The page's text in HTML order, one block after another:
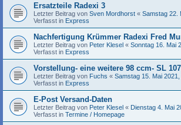
Ersatzteile Radexi 3
Letzter Beitrag von Sven Mordhorst « Samstag 22.
Verfasst in Express
Nachfertigung Krümmer Radexi Fred
Letzter Beitrag von Peter Klesel « Sonntag 16. Mai
Verfasst in Express
Vorstellung- eine weitere 98 ccm- SL
Letzter Beitrag von Fuchs « Samstag 15. Mai
Verfasst in Express
E-Post Versand-Daten
Letzter Beitrag von Peter Klesel « Dienstag 4. Mai
Verfasst in Termine / Homepage